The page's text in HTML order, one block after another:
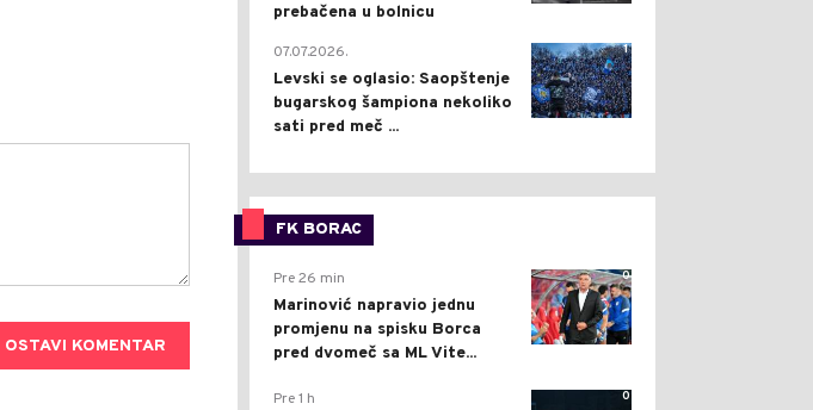
OSTAVI KOMENTAR
prebačena u bolnicu
1
07.07.2026.
Levski se oglasio: Saopštenje
bugarskog šampiona nekoliko
sati pred meč ...
FK BORAC
0
Pre 26 min
Marinović napravio jednu
promjenu na spisku Borca
pred dvomeč sa ML Vite...
0
Pre 1 h